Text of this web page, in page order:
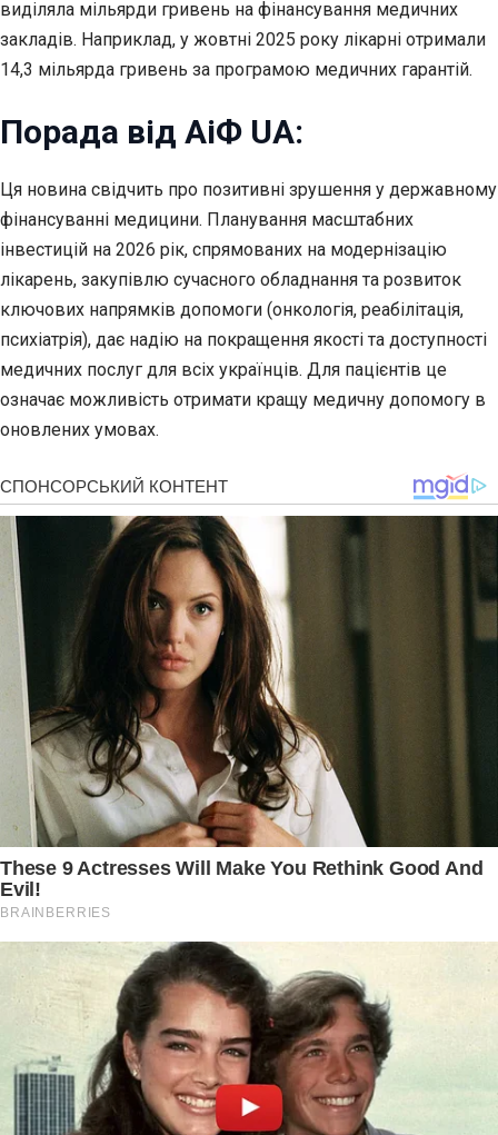
виділяла мільярди гривень на фінансування медичних
закладів. Наприклад, у жовтні 2025 року лікарні отримали
14,3 мільярда гривень за програмою медичних гарантій.
Порада від АіФ UA:
Ця новина свідчить про позитивні зрушення у державному
фінансуванні медицини. Планування масштабних
інвестицій на 2026 рік, спрямованих на модернізацію
лікарень, закупівлю сучасного обладнання та розвиток
ключових напрямків допомоги (онкологія, реабілітація,
психіатрія), дає надію на покращення якості та доступності
медичних послуг для всіх українців. Для пацієнтів це
означає можливість отримати кращу медичну допомогу в
оновлених умовах.